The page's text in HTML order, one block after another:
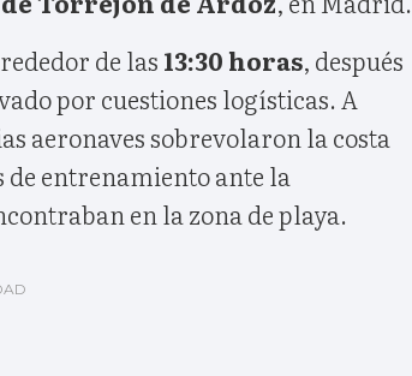
de las13:30 horas, después
por cuestiones logísticas. A
aeronaves sobrevolaron la costa
de entrenamiento ante la
en la zona de playa.